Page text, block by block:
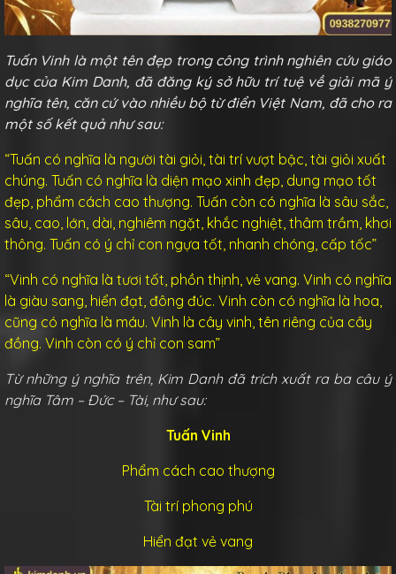
Tuấn Vinh là một tên đẹp trong công trình nghiên cứu giáo
dục của Kim Danh, đã đăng ký sở hữu trí tuệ về giải mã ý
nghĩa tên, căn cứ vào nhiều bộ từ điển Việt Nam, đã cho ra
một số kết quả như sau:
“Tuấn có nghĩa là người tài giỏi, tài trí vượt bậc, tài giỏi xuất
chúng. Tuấn có nghĩa là diện mạo xinh đẹp, dung mạo tốt
đẹp, phẩm cách cao thượng. Tuấn còn có nghĩa là sâu sắc,
sâu, cao, lớn, dài, nghiêm ngặt, khắc nghiệt, thâm trầm, khơi
thông. Tuấn có ý chỉ con ngựa tốt, nhanh chóng, cấp tốc”
“Vinh có nghĩa là tươi tốt, phồn thịnh, vẻ vang. Vinh có nghĩa
là giàu sang, hiển đạt, đông đúc. Vinh còn có nghĩa là hoa,
cũng có nghĩa là máu. Vinh là cây vinh, tên riêng của cây
đồng. Vinh còn có ý chỉ con sam”
Từ những ý nghĩa trên, Kim Danh đã trích xuất ra ba câu ý
nghĩa Tâm – Đức – Tài, như sau:
Tuấn Vinh
Phẩm cách cao thượng
Tài trí phong phú
Hiển đạt vẻ vang